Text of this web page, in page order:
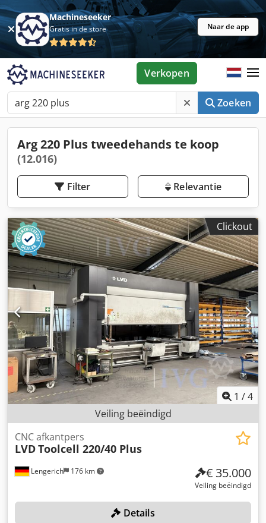
Machineseeker
Gratis in de store Naar de app
Zoeken
Verkopen
Arg 220 Plus tweedehands te koop
(12.016)
Filter Relevantie
Clickout
1 /4
Veiling beëindigd
Lengerich 176 km
CNC afkantpers
LVDToolcell 220/40 Plus
€ 35.000
Veiling beëindigd
Details